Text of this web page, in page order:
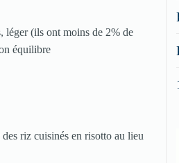
léger (ils ont moins de 2% de
équilibre
riz cuisinés en risotto au lieu